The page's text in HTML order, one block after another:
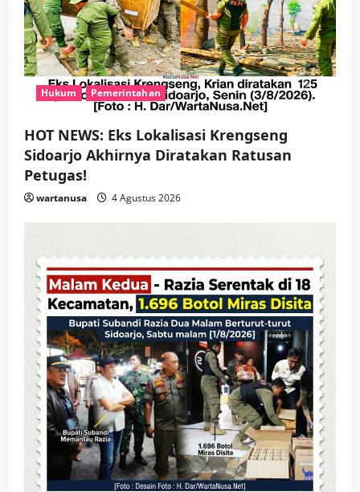
i
o
nHukum Pemerintahan
HOT NEWS: Eks Lokalisasi Krengseng
Sidoarjo Akhirnya Diratakan Ratusan
Petugas!
wartanusa 4 Agustus 2026